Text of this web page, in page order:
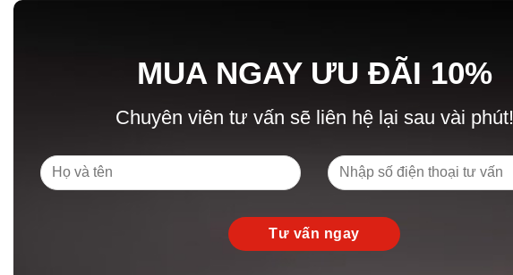
MUA NGAY ƯU ĐÃI 10%
Chuyên viên tư vấn sẽ liên hệ lại sau vài phút!